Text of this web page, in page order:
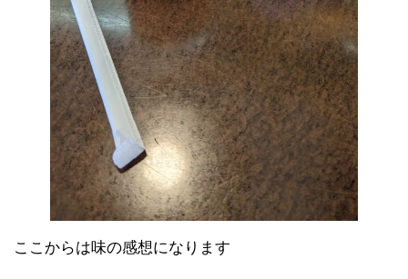
ここからは味の感想になります